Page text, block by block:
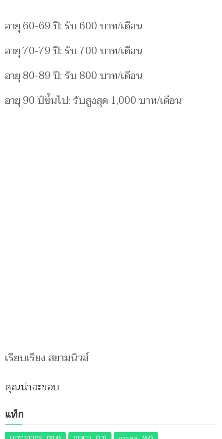
อายุ 60-69 ปี: รับ 600 บาท/เดือน
อายุ 70-79 ปี: รับ 700 บาท/เดือน
อายุ 80-89 ปี: รับ 800 บาท/เดือน
อายุ 90 ปีขึ้นไป: รับสูงสุด 1,000 บาท/เดือน
เรียบเรียง สยามนิวส์
คุณน่าจะชอบ
แท็ก